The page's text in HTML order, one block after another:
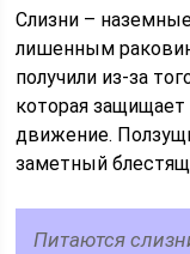
Слизни –
лишенным
получили из-за
которая защищает
движение.
заметный
Питаются